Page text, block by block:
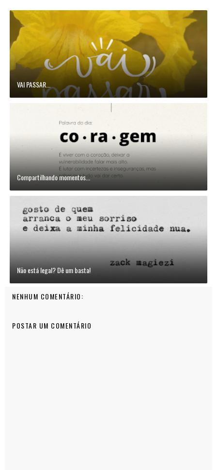
VAI PASSAR...
Compartilhando momentos...
Não está legal? Dê um basta!
NENHUM COMENTÁRIO:
POSTAR UM COMENTÁRIO